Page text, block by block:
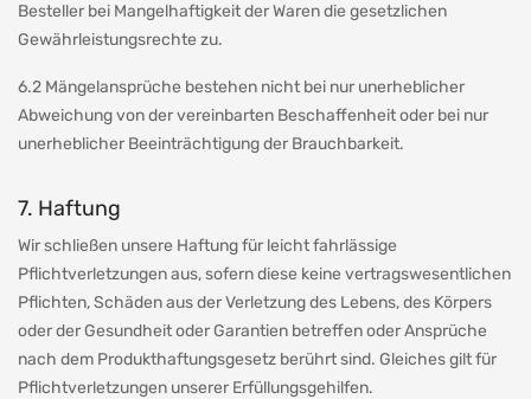
Besteller bei Mangelhaftigkeit der Waren die gesetzlichen
Gewährleistungsrechte zu.
6.2 Mängelansprüche bestehen nicht bei nur unerheblicher
Abweichung von der vereinbarten Beschaffenheit oder bei nur
unerheblicher Beeinträchtigung der Brauchbarkeit.
7. Haftung
Wir schließen unsere Haftung für leicht fahrlässige
Pflichtverletzungen aus, sofern diese keine vertragswesentlichen
Pflichten, Schäden aus der Verletzung des Lebens, des Körpers
oder der Gesundheit oder Garantien betreffen oder Ansprüche
nach dem Produkthaftungsgesetz berührt sind. Gleiches gilt für
Pflichtverletzungen unserer Erfüllungsgehilfen.